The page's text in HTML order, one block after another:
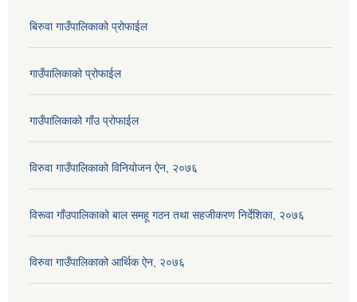
बिरुवा गाउँपालिकाको प्रोफाईल
गाउँपालिकाको प्रोफाईल
गाउँपालिकाको गाँउ प्रोफाईल
विरुवा गाउँपालिकाको विनियोजन ऐन, २०७६
विरूवा गाँउपालिकाको बाल समहू गठन तथा सहजीकरण निर्देशिका, २०७६
विरुवा गाउँपालिकाको आर्थिक ऐन, २०७६